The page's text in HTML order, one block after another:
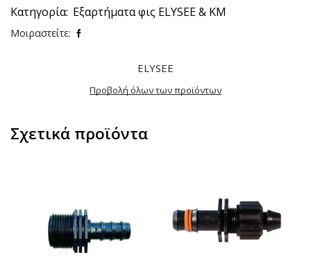
Κατηγορία: Εξαρτήματα φις ELYSEE & ΚΜ
Μοιραστείτε:
ELYSEE
Προβολή όλων των προϊόντων
Σχετικά προϊόντα